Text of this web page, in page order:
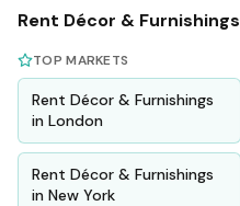
Rent Décor & Furnishings
TOP MARKETS
Rent Décor & Furnishings
in London
Rent Décor & Furnishings
in New York